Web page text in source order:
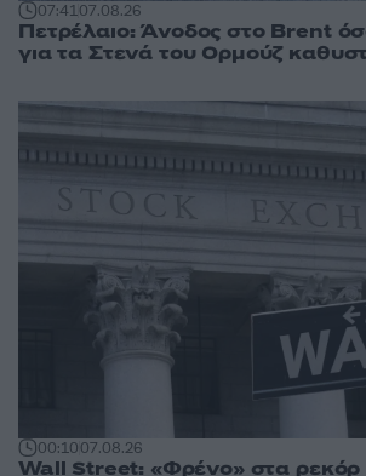
07:4107.08.26
Πετρέλαιο: Άνοδος στο Brent
για τα Στενά του Ορμούζ
00:1007.08.26
Wall Street: «Φρένο» στα ρεκόρ